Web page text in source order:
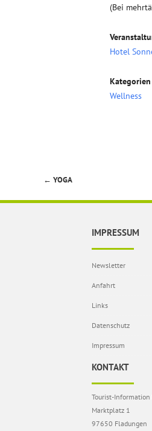
(Bei
Hotel
Kategorien
Wellness
Beitragsnavigation
← YOGA
IMPRESSUM
Newsletter
Anfahrt
Links
Datenschutz
Impressum
KONTAKT
Tourist-Information
Marktplatz 1
97650 Fladungen